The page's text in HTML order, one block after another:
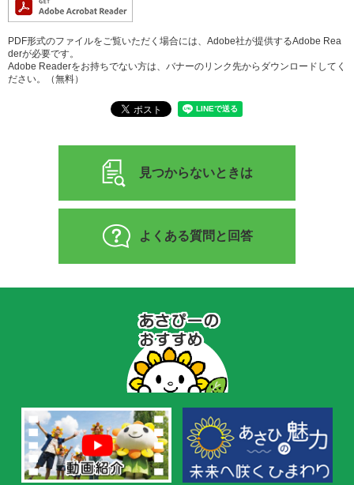
PDF形式のファイルをご覧いただく場合には、Adobe社が提供するAdobe Rea
derが必要です。
Adobe Readerをお持ちでない方は、バナーのリンク先からダウンロードしてく
ださい。（無料）
見つからないときは
よくある質問と回答
の
お
す
め